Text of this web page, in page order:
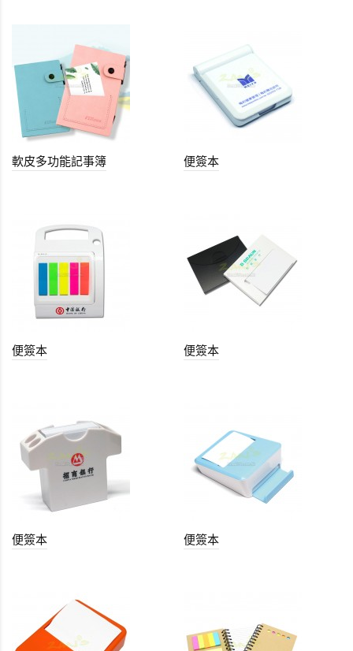
軟皮多功能記事簿 便簽本
便簽本 便簽本
便簽本 便簽本